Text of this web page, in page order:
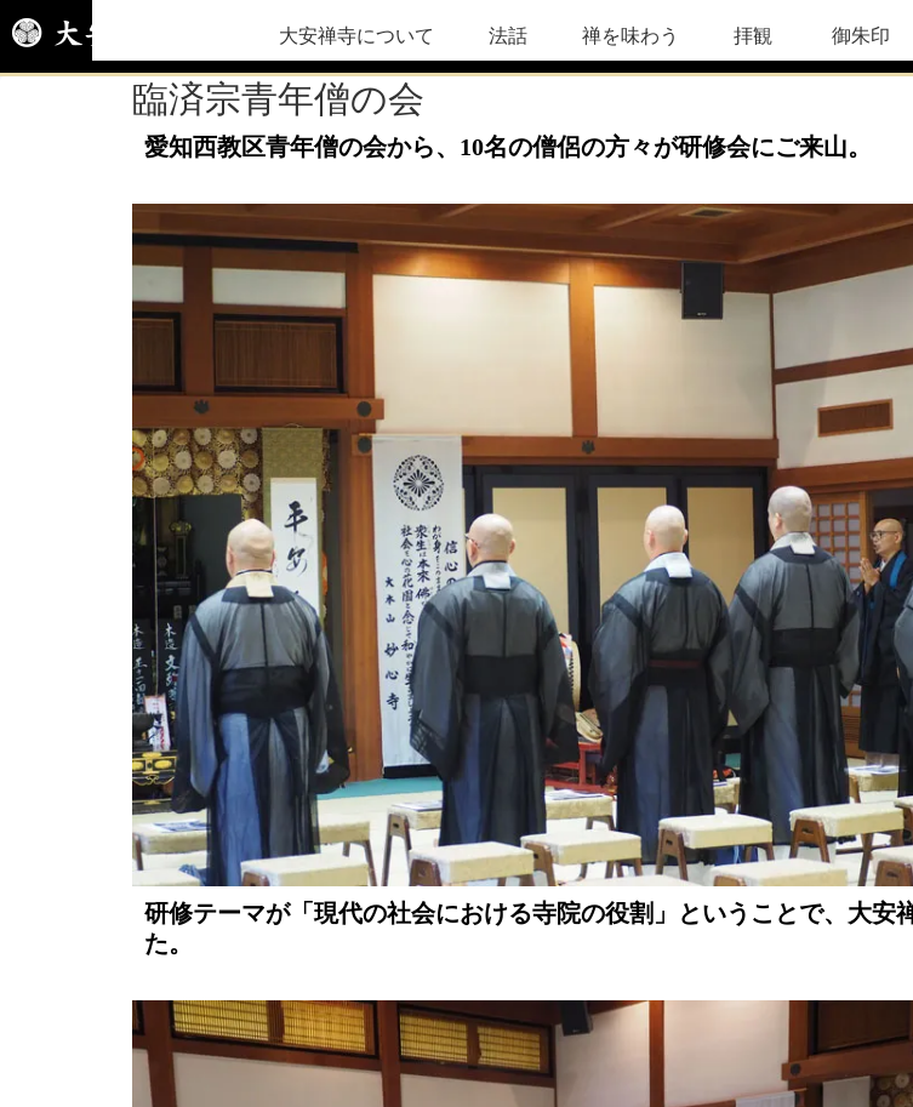
大安禅寺について 法話 禅を味わう 拝観 御朱印
臨済宗青年僧の会
愛知西教区青年僧の会から、10名の僧侶の方々が研修会にご来山。
研修テーマが「現代の社会における寺院の役割」ということで、大安
た。